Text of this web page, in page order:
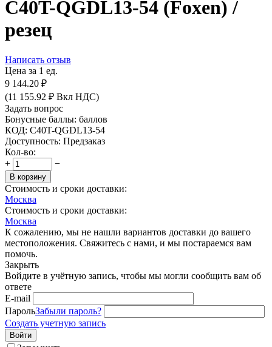
C40T-QGDL13-54 (Foxen) /
резец
Написать отзыв
Цена за 1 ед.
9 144.20 ₽
(11 155.92 ₽ Вкл НДС)
Задать вопрос
Бонусные баллы: баллов
КОД: C40T-QGDL13-54
Доступность: Предзаказ
Кол-во:
+
−
В корзину
Стоимость и сроки доставки:
Москва
Стоимость и сроки доставки:
Москва
К сожалению, мы не нашли вариантов доставки до вашего
местоположения. Свяжитесь с нами, и мы постараемся вам
помочь.
Закрыть
Войдите в учётную запись, чтобы мы могли сообщить вам об
ответе
E-mail
ПарольЗабыли пароль?
Создать учетную запись
Войти